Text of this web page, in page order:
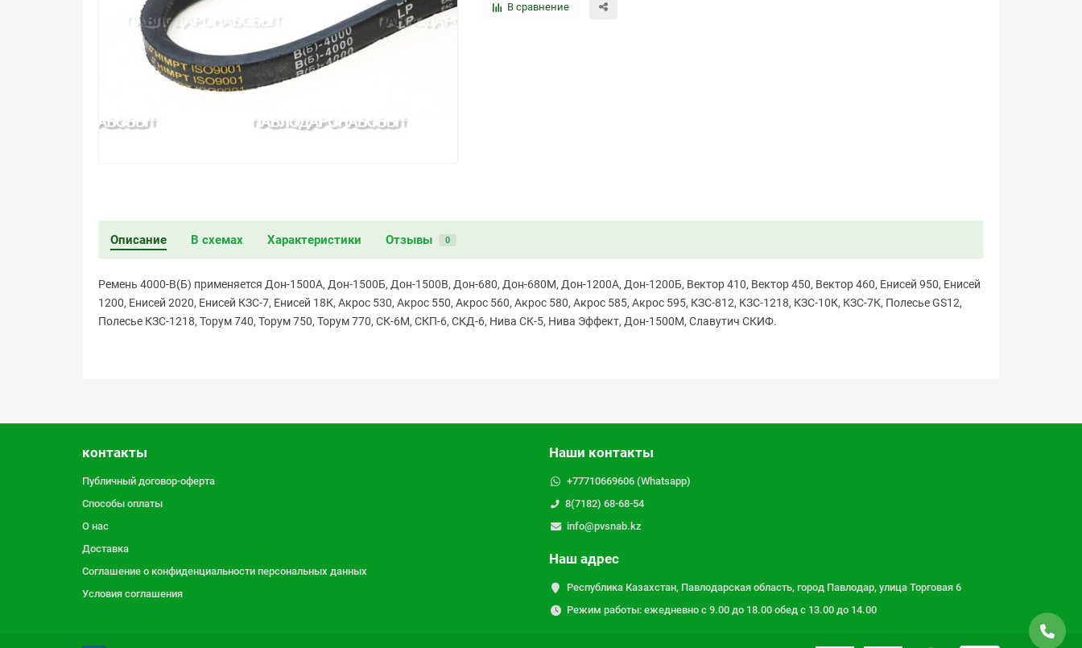
В сравнение
Описание В схемах Характеристики Отзывы 0
Ремень 4000-В(Б) применяется Дон-1500А, Дон-1500Б, Дон-1500В, Дон-680, Дон-680М, Дон-1200А, Дон-1200Б, Вектор 410, Вектор 450, Вектор 460, Енисей 950, Енисей
1200, Енисей 2020, Енисей КЗС-7, Енисей 18К, Акрос 530, Акрос 550, Акрос 560, Акрос 580, Акрос 585, Акрос 595, КЗС-812, КЗС-1218, КЗС-10К, КЗС-7К, Полесье GS12,
Полесье КЗС-1218, Торум 740, Торум 750, Торум 770, СК-6М, СКП-6, СКД-6, Нива СК-5, Нива Эффект, Дон-1500М, Славутич СКИФ.
контакты
Публичный договор-оферта
Способы оплаты
О нас
Доставка
Соглашение о конфиденциальности персональных данных
Условия соглашения
Наши контакты
+77710669606 (Whatsapp)
8(7182) 68-68-54
info@pvsnab.kz
Наш адрес
Республика Казахстан, Павлодарская область, город Павлодар, улица Торговая 6
Режим работы: ежедневно с 9.00 до 18.00 обед с 13.00 до 14.00